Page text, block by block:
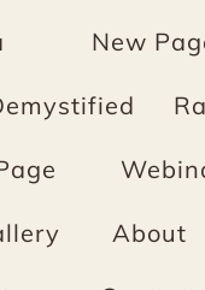
New
About